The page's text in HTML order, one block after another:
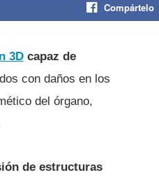
Compártelo
3D capaz de
con daños en los
del órgano,
de estructuras